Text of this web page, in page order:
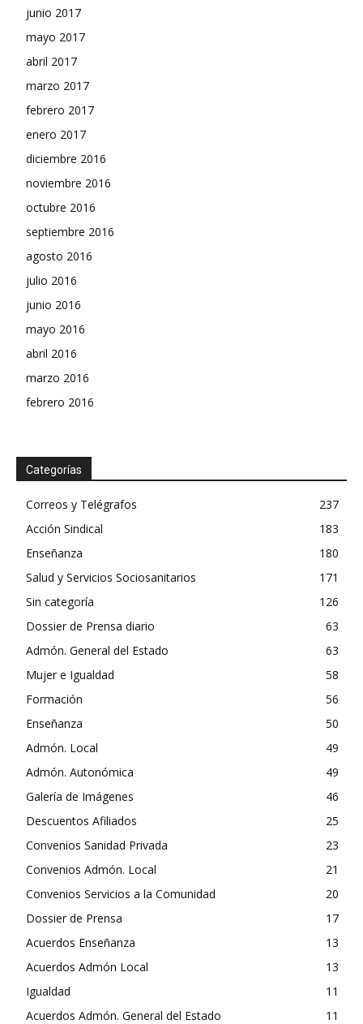
junio 2017
mayo 2017
abril 2017
marzo 2017
febrero 2017
enero 2017
diciembre 2016
noviembre 2016
octubre 2016
septiembre 2016
agosto 2016
julio 2016
junio 2016
mayo 2016
abril 2016
marzo 2016
febrero 2016
Categorías
Correos y Telégrafos
237
Acción Sindical
183
Enseñanza
180
Salud y Servicios Sociosanitarios
171
Sin categoría
126
Dossier de Prensa diario
63
Admón. General del Estado
63
Mujer e Igualdad
58
Formación
56
Enseñanza
50
Admón. Local
49
Admón. Autonómica
49
Galería de Imágenes
46
Descuentos Afiliados
25
Convenios Sanidad Privada
23
Convenios Admón. Local
21
Convenios Servicios a la Comunidad
20
Dossier de Prensa
17
Acuerdos Enseñanza
13
Acuerdos Admón Local
13
Igualdad
11
Acuerdos Admón. General del Estado
11